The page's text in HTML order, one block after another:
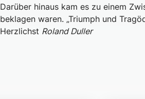
Darüber hinaus kam es zu einem
beklagen waren. „Triumph und
Herzlichst Roland Duller